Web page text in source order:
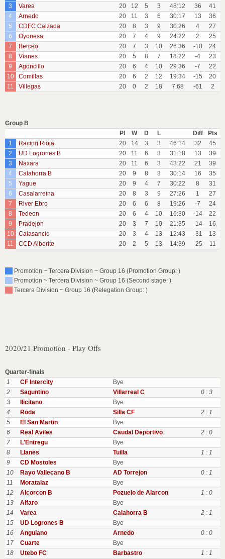
3
Varea 20 12 5 3 48:12 36
41
4
Arnedo 20 11 3 6 30:17 13
36
5
CDFC Calzada 20 8 3 9 30:26 4
27
6
Oyonesa 20 7 4 9 24:22 2
25
7
Berceo 20 7 3 10 26:36 -10
24
8
Vianes 20 5 8 7 18:22 -4
23
9
Agoncillo 20 6 4 10 29:36 -7
22
10
Comillas 20 6 2 12 19:34 -15
20
11
Villegas 20 0 2 18 7:68 -61 2
Group B
Pl
W D L Diff
Pts
1
Racing Rioja 20 14 3 3 46:14 32
45
2
UD Logrones B 20 11 6 3 31:18 13
39
3
Naxara 20 11 6 3 43:22 21
39
4
Calahorra B 20 9 8 3 30:14 16
35
5
Yague 20 9 4 7 30:22 8
31
6
Casalarreina 20 8 3 9 27:26 1
27
7
River Ebro 20 6 6 8 19:26 -7
24
8
Tedeon 20 6 4 10 16:30 -14
22
9
Pradejon 20 3 7 10 21:35 -14
16
10
Calasancio 20 3 4 13 12:43 -31
13
11
CCD Alberite 20 2 5 13 14:39 -25 11
Promotion ~ Tercera Division ~ Group 16 (Promotion Group: )
Promotion ~ Tercera Division ~ Group 16 (Second stage: )
Tercera Division ~ Group 16 (Relegation Group: )
2020/21 Promotion - Play Offs
Quarter-finals
1
CF Intercity
Bye
2
Saguntino Villarreal C
0 : 3
3
Ilicitano
Bye
4
Roda Silla CF
2 : 1
5
EI San Martin
Bye
6
Real Aviles Caudal Deportivo
2 : 0
7
L'Entregu
Bye
8
Llanes Tuilla
1 : 1
9
CD Mostoles
Bye
10
Rayo Vallecano B AD Torrejon
0 : 1
11
Moratalaz
Bye
12
Alcorcon B Pozuelo de Alarcon
1 : 0
13
Alfaro
Bye
14
Varea Calahorra B
2 : 1
15
UD Logrones B
Bye
16
Anguiano Arnedo
0 : 0
17
Cuarte
Bye
18
Utebo FC Barbastro
1 : 1